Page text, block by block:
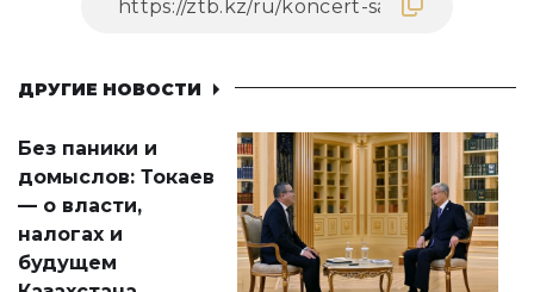
ДРУГИЕ НОВОСТИ
Без паники и
домыслов: Токаев
— о власти,
налогах и
будущем